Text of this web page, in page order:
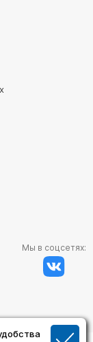
Мы в соцсетях: